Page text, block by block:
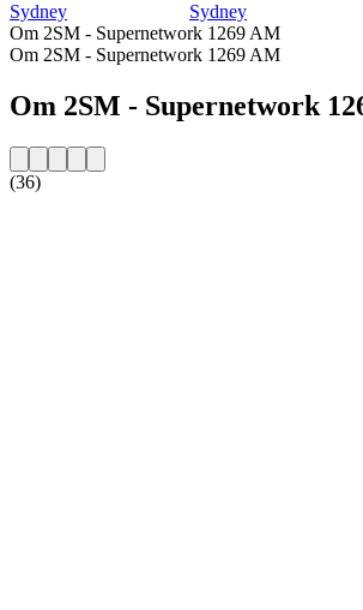
Sydney
Sydney
Om 2SM - Supernetwork 1269 AM
Om 2SM - Supernetwork 1269 AM
Om 2SM - Supernetwork
(36)